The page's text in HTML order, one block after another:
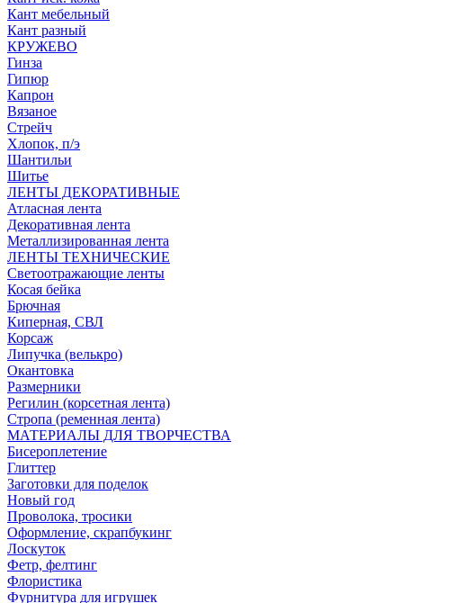
Кант мебельный
Кант разный
КРУЖЕВО
Гинза
Гипюр
Капрон
Вязаное
Стрейч
Хлопок, п/э
Шантильи
Шитье
ЛЕНТЫ ДЕКОРАТИВНЫЕ
Атласная лента
Декоративная лента
Металлизированная лента
ЛЕНТЫ ТЕХНИЧЕСКИЕ
Светоотражающие ленты
Косая бейка
Брючная
Киперная, СВЛ
Корсаж
Липучка (велькро)
Окантовка
Размерники
Регилин (корсетная лента)
Стропа (ременная лента)
МАТЕРИАЛЫ ДЛЯ ТВОРЧЕСТВА
Бисероплетение
Глиттер
Заготовки для поделок
Новый год
Проволока, тросики
Оформление, скрапбукинг
Лоскуток
Фетр, фелтинг
Флористика
Фурнитура для игрушек